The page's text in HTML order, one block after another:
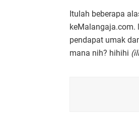
Itulah beberapa
keMalangaja.com.
pendapat umak
mana nih? hihihi